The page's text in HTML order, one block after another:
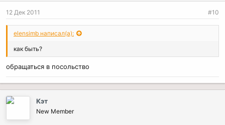
12 Дек 2011 #10
elensimb написал(а):
как быть?
обращаться в посольство
Кэт
New Member